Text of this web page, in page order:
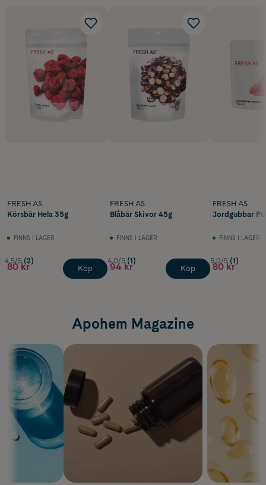
FRESH AS
Körsbär Hela 35g
FINNS I LAGER
4.5/5 (2)
80 kr Köp
FRESH AS
Blåbär Skivor 45g
FINNS I LAGER
4.0/5 (1)
94 kr Köp
FRESH AS
Jordgubbar
FINNS I LAGER
5.0/5 (1)
80 kr
Apohem Magazine